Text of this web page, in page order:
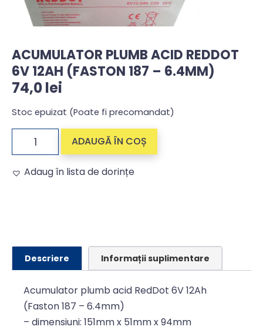
ACUMULATOR PLUMB ACID REDDOT
6V 12AH (FASTON 187 – 6.4MM)
74,0lei
Stoc epuizat (Poate fi precomandat)
ADAUGĂ ÎN COȘ
Adaug în lista de dorințe
Descriere Informații suplimentare
Acumulator plumb acid RedDot 6V 12Ah
(Faston 187 – 6.4mm)
– dimensiuni: 151mm x 51mm x 94mm